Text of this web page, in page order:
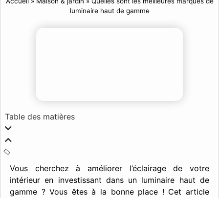
luminaire haut de gamme
Table des matières
Vous cherchez à améliorer l’éclairage de votre
intérieur en investissant dans un luminaire haut de
gamme ? Vous êtes à la bonne place ! Cet article